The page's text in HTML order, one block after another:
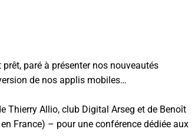
paré à présenter nos nouveautés
de nos applis mobiles…
Thierry Allio, club Digital Arseg et de Benoît
France) – pour une conférence dédiée aux